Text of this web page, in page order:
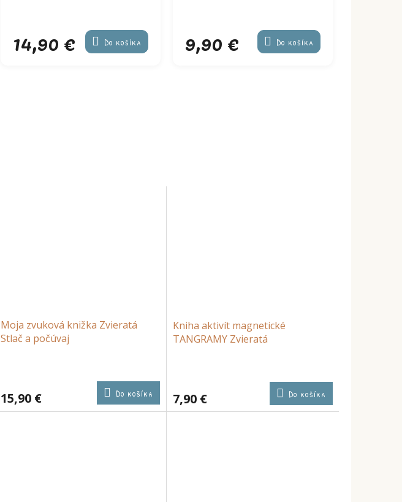
14,90 € Do košíka 9,90 € Do košíka
Moja zvuková knižka Zvieratá
Stlač a počúvaj
15,90 € Do košíka
Kniha aktivít magnetické
TANGRAMY Zvieratá
7,90 € Do košíka